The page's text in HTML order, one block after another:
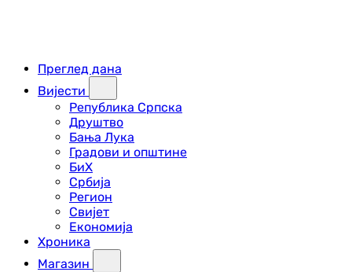
Преглед дана
Вијести
Република Српска
Друштво
Бања Лука
Градови и општине
БиХ
Србија
Регион
Свијет
Економија
Хроника
Магазин